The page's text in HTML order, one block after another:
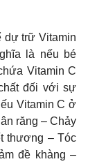
dự trữ Vitamin
là nếu bé
Vitamin C
đối với sự
Vitamin C ở
răng – Chảy
thương – Tóc
đề khàng –